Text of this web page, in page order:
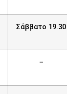
Σάββατο 19.30
–